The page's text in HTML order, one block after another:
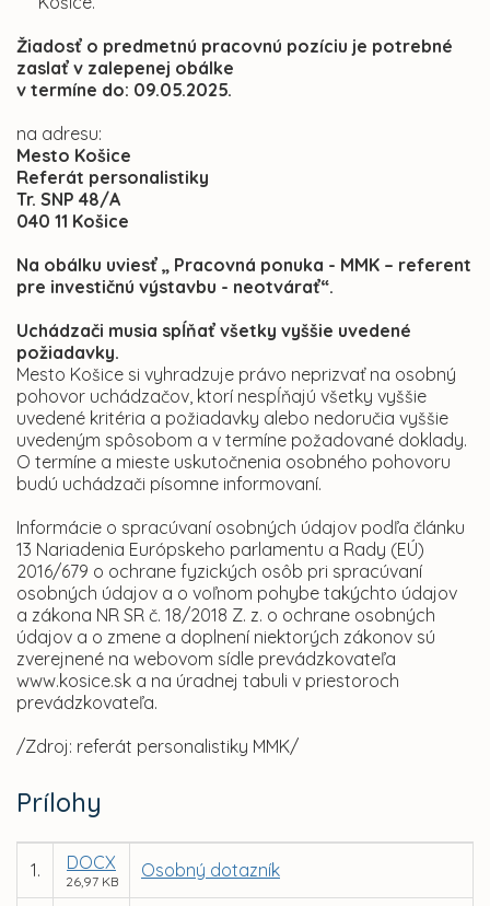
Žiadosť o predmetnú pracovnú pozíciu je potrebné
zaslať v zalepenej obálke
v termíne do: 09.05.2025.
na adresu:
Mesto Košice
Referát personalistiky
Tr. SNP 48/A
040 11 Košice
Na obálku uviesť „ Pracovná ponuka - MMK – referent
pre investičnú výstavbu - neotvárať“.
Uchádzači musia spĺňať všetky vyššie uvedené
požiadavky.
Mesto Košice si vyhradzuje právo neprizvať na osobný
pohovor uchádzačov, ktorí nespĺňajú všetky vyššie
uvedené kritéria a požiadavky alebo nedoručia vyššie
uvedeným spôsobom a v termíne požadované doklady.
O termíne a mieste uskutočnenia osobného pohovoru
budú uchádzači písomne informovaní.
Informácie o spracúvaní osobných údajov podľa článku
13 Nariadenia Európskeho parlamentu a Rady (EÚ)
2016/679 o ochrane fyzických osôb pri spracúvaní
osobných údajov a o voľnom pohybe takýchto údajov
a zákona NR SR č. 18/2018 Z. z. o ochrane osobných
údajov a o zmene a doplnení niektorých zákonov sú
zverejnené na webovom sídle prevádzkovateľa
www.kosice.sk a na úradnej tabuli v priestoroch
prevádzkovateľa.
/Zdroj: referát personalistiky MMK/
Prílohy
1. DOCX
26,97 KB
Osobný dotazník